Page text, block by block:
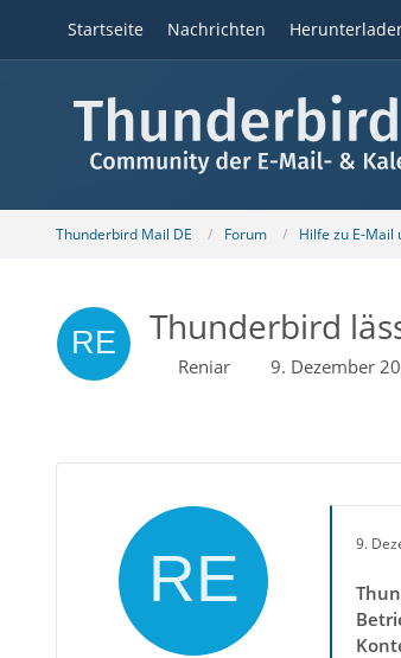
Startseite Nachrichten
Thunderbird Mail DE Forum Hilfe zu E-Mail
Thunderbird
Reniar 9. Dezember
9.